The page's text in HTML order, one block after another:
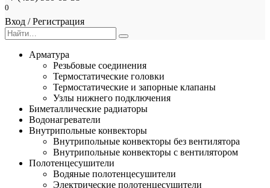
0
Вход / Регистрация
Search
for:
Арматура
Резьбовые соединения
Термостатические головки
Термостатические и запорные клапаны
Узлы нижнего подключения
Биметаллические радиаторы
Водонагреватели
Внутрипольные конвекторы
Внутрипольные конвекторы без вентилятора
Внутрипольные конвекторы с вентилятором
Полотенцесушители
Водяные полотенцесушители
Электрические полотенцесушители